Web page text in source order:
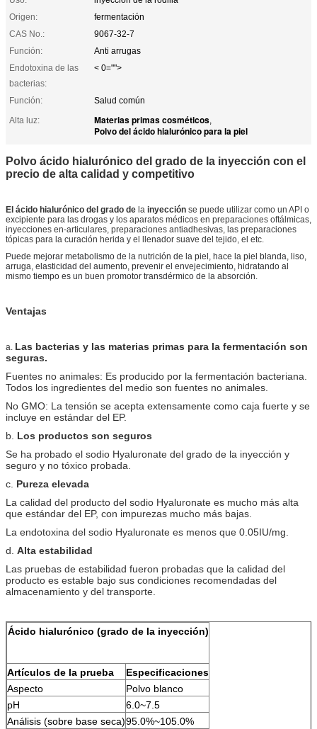
Origen:
fermentación
CAS No.:
9067-32-7
Función:
Anti arrugas
Endotoxina de las
bacterias:
< 0="">
Función:
Salud común
Alta luz:
Materias primas cosméticos,
Polvo del ácido hialurónico para la piel
Polvo ácido hialurónico del grado de la inyección con el
precio de alta calidad y competitivo
El ácido hialurónico del grado de la inyección se puede utilizar como un API o
excipiente para las drogas y los aparatos médicos en preparaciones oftálmicas,
inyecciones en-articulares, preparaciones antiadhesivas, las preparaciones
tópicas para la curación herida y el llenador suave del tejido, el etc.
Puede mejorar metabolismo de la nutrición de la piel, hace la piel blanda, liso,
arruga, elasticidad del aumento, prevenir el envejecimiento, hidratando al
mismo tiempo es un buen promotor transdérmico de la absorción.
Ventajas
a. Las bacterias y las materias primas para la fermentación son
seguras.
Fuentes no animales: Es producido por la fermentación bacteriana.
Todos los ingredientes del medio son fuentes no animales.
No GMO: La tensión se acepta extensamente como caja fuerte y se
incluye en estándar del EP.
b. Los productos son seguros
Se ha probado el sodio Hyaluronate del grado de la inyección y
seguro y no tóxico probada.
c. Pureza elevada
La calidad del producto del sodio Hyaluronate es mucho más alta
que estándar del EP, con impurezas mucho más bajas.
La endotoxina del sodio Hyaluronate es menos que 0.05IU/mg.
d. Alta estabilidad
Las pruebas de estabilidad fueron probadas que la calidad del
producto es estable bajo sus condiciones recomendadas del
almacenamiento y del transporte.
Ácido hialurónico (grado de la inyección)
Artículos de la prueba
Especificaciones
Aspecto
Polvo blanco
pH
6.0~7.5
Análisis (sobre base seca)95.0%~105.0%